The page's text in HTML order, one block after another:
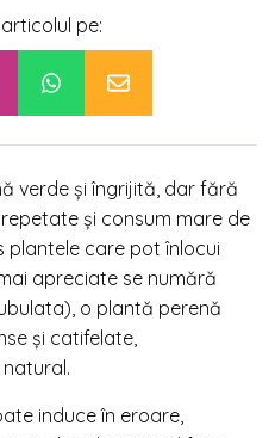
pe:
verde și îngrijită, dar fără
și consum mare de
care pot înlocui
apreciate se numără
o plantă perenă
și catifelate,
induce în eroare,